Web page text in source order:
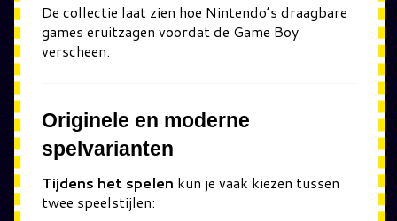
De collectie laat zien hoe Nintendo’s draagbare
games eruitzagen voordat de Game Boy
verscheen.
Originele en moderne
spelvarianten
Tijdens het spelen kun je vaak kiezen tussen
twee speelstijlen: